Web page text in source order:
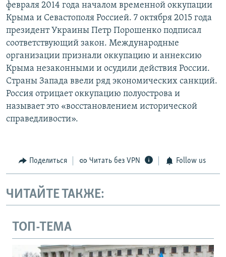
февраля 2014 года началом временной оккупации
Крыма и Севастополя Россией. 7 октября 2015 года
президент Украины Петр Порошенко подписал
соответствующий закон. Международные
организации признали оккупацию и аннексию
Крыма незаконными и осудили действия России.
Страны Запада ввели ряд экономических санкций.
Россия отрицает оккупацию полуострова и
называет это «восстановлением исторической
справедливости».
Поделиться Читать без VPN Follow us
ЧИТАЙТЕ ТАКЖЕ:
ТОП-ТЕМА